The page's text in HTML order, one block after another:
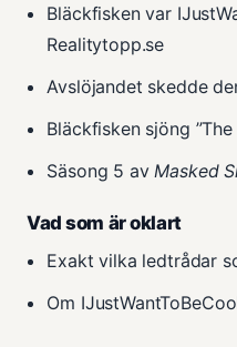
Bläckfisken var
Realitytopp.se
Avslöjandet skedde
Bläckfisken sjöng
Säsong 5 av Masked
Vad som är oklart
Exakt vilka ledtrådar
Om